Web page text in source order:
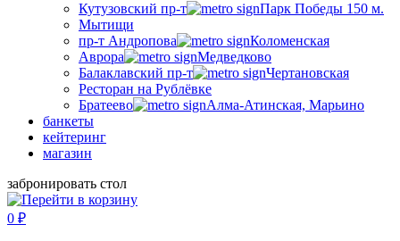
Кутузовский пр-т
Парк Победы 150 м.
Мытищи
пр-т Андропова
Коломенская
Аврора
Медведково
Балаклавский пр-т
Чертановская
Ресторан на Рублёвке
Братеево
Алма-Атинская, Марьино
банкеты
кейтеринг
магазин
забронировать стол
0 ₽